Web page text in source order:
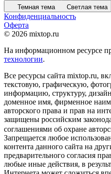
Темная тема Светлая тема
Конфиденциальность
Оферта
© 2026 mixtop.ru
На информационном ресурсе
технологии.
Все ресурсы сайта mixtop.ru,
текстовую, графическую,
информацию, структуру,
доменное имя, фирменное
авторского права и прав на
защищены российским
соглашениями об охране
Запрещается любое
контента данного сайта на
предварительного согласия
любые иные действия, в